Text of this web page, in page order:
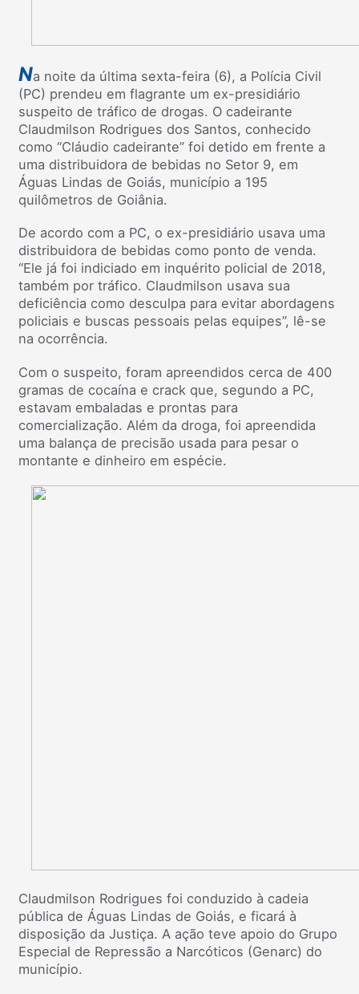
Na noite da última sexta-feira (6), a Polícia Civil
(PC) prendeu em flagrante um ex-presidiário
suspeito de tráfico de drogas. O cadeirante
Claudmilson Rodrigues dos Santos, conhecido
como “Cláudio cadeirante” foi detido em frente a
uma distribuidora de bebidas no Setor 9, em
Águas Lindas de Goiás, município a 195
quilômetros de Goiânia.
De acordo com a PC, o ex-presidiário usava uma
distribuidora de bebidas como ponto de venda.
“Ele já foi indiciado em inquérito policial de 2018,
também por tráfico. Claudmilson usava sua
deficiência como desculpa para evitar abordagens
policiais e buscas pessoais pelas equipes”, lê-se
na ocorrência.
Com o suspeito, foram apreendidos cerca de 400
gramas de cocaína e crack que, segundo a PC,
estavam embaladas e prontas para
comercialização. Além da droga, foi apreendida
uma balança de precisão usada para pesar o
montante e dinheiro em espécie.
Claudmilson Rodrigues foi conduzido à cadeia
pública de Águas Lindas de Goiás, e ficará à
disposição da Justiça. A ação teve apoio do Grupo
Especial de Repressão a Narcóticos (Genarc) do
município.